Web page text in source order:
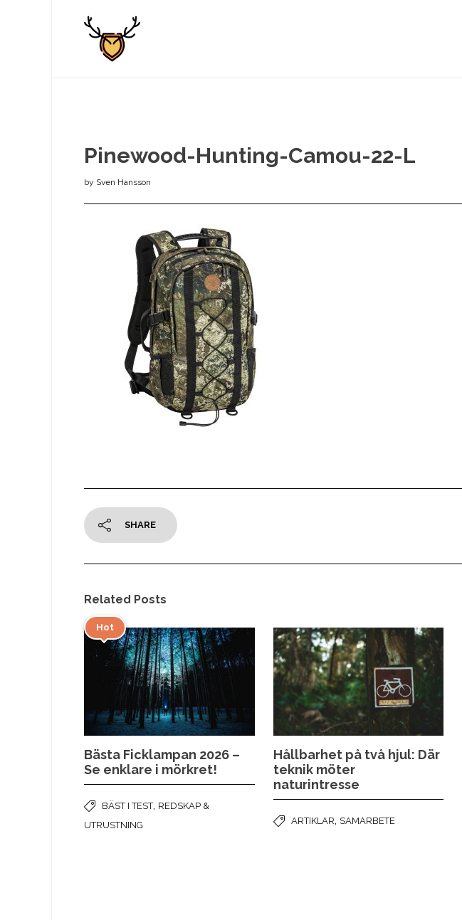
Pinewood-Hunting-Camou-22-L
by Sven Hansson
SHARE
Related Posts
Hot
Bästa Ficklampan 2026 –
Se enklare i mörkret!
BÄST I TEST, REDSKAP &
UTRUSTNING
Hållbarhet på två hjul: Där
teknik möter
naturintresse
ARTIKLAR, SAMARBETE